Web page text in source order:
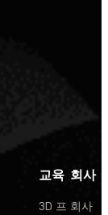
교육
3D 프
회사
회사